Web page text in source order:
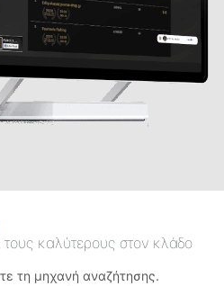
καλύτερους στον κλάδο
τη μηχανή αναζήτησης.